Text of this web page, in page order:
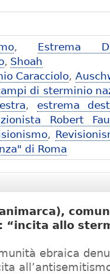
, Estrema
, Shoah
Caracciolo,
di sterminio
, estrema
Robert
,
di Roma
“incita allo
ebraica